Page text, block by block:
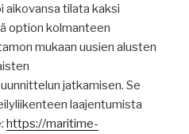
aikovansa tilata kaksi
option kolmanteen
mukaan uusien alusten
jatkamisen. Se
laajentumista
https://maritime-